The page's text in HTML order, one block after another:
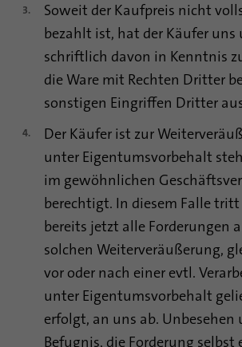
Soweit der Kaufpreis nicht
bezahlt ist, hat der Käufer uns
schriftlich davon in Kenntnis
die Ware mit Rechten Dritter
sonstigen Eingriffen Dritter
Der Käufer ist zur
unter Eigentumsvorbehalt
im gewöhnlichen
berechtigt. In diesem Falle tritt
bereits jetzt alle Forderungen
solchen Weiterveräußerung,
vor oder nach einer evtl.
unter Eigentumsvorbehalt
erfolgt, an uns ab. Unbesehen
Befugnis, die Forderung selbst